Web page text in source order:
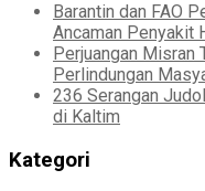
Barantin dan FAO
Ancaman Penyakit
Perjuangan Misran
Perlindungan
236 Serangan
di Kaltim
Kategori